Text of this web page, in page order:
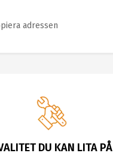
adressen
DU KAN LITA PÅ